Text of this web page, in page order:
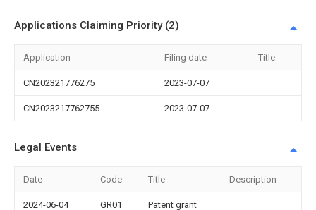
Applications Claiming Priority (2)
Application Filing date Title
CN202321776275 2023-07-07
CN2023217762755 2023-07-07
Legal Events
Date Code Title Description
2024-06-04 GR01 Patent grant